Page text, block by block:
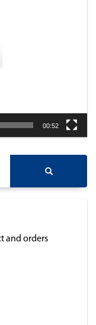
00:52
and orders